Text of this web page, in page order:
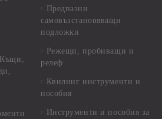
Къщи,
Предпазни
самовъзстановяващи
подложки
Режещи, пробиващи и
релеф
Квилинг инструменти и
пособия
Инструменти и пособия за